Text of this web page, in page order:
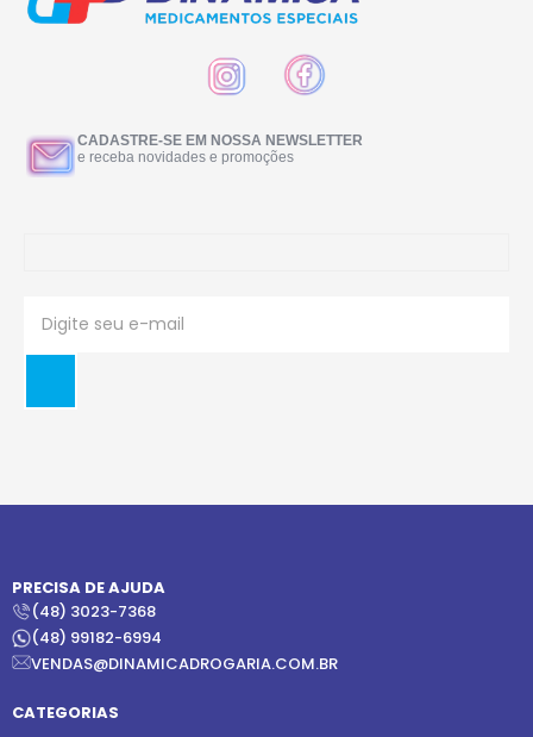
CADASTRE-SE EM NOSSA NEWSLETTER
e receba novidades e promoções
PRECISA DE AJUDA
(48) 3023-7368
(48) 99182-6994
VENDAS@DINAMICADROGARIA.COM.BR
CATEGORIAS